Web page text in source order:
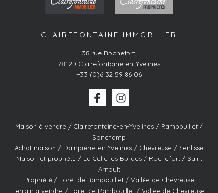
CLAIREFONTAINE IMMOBILIER
38 rue Rochefort,
78120 Clairefontaine-en-Yvelines
+33 (0)6 32 59 86 06
Maison à vendre / Clairefontaine-en-Yvelines / Rambouillet /
Sonchamp
Achat maison / Dampierre en Yvelines / Chevreuse / Senlisse
Maison et propriété / La Celle les Bordes / Rochefort / Saint
Arnoult
Propriété / Forêt de Rambouillet / Vallée de Chevreuse
Terrain à vendre / Forêt de Rambouillet / Vallée de Chevreuse